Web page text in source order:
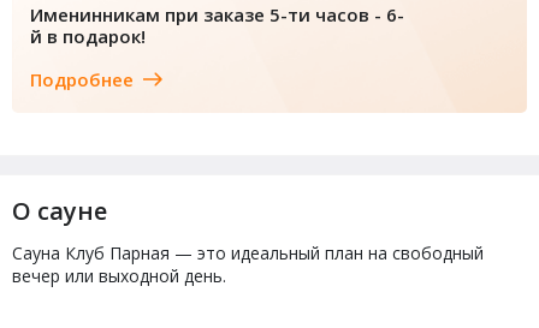
Именинникам при заказе 5-ти часов - 6-
й в подарок!
Подробнее
О сауне
Сауна Клуб Парная — это идеальный план на свободный
вечер или выходной день.